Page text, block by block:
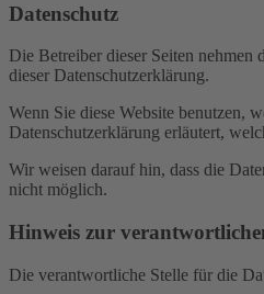
Datenschutz
Die Betreiber dieser Seiten nehmen
dieser Datenschutzerklärung.
Wenn Sie diese Website benutzen,
Datenschutzerklärung erläutert,
Wir weisen darauf hin, dass die
nicht möglich.
Hinweis zur
Die verantwortliche Stelle für die